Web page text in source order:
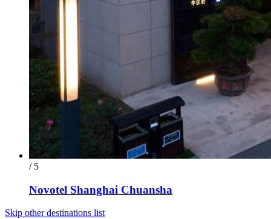
/ 5
Novotel Shanghai Chuansha
Skip other destinations list